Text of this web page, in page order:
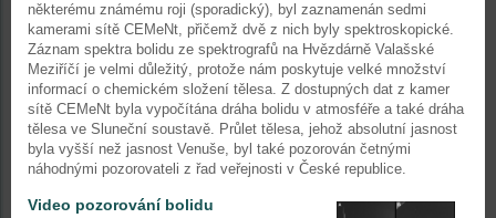
některému známému roji (sporadický), byl zaznamenán sedmi
kamerami sítě CEMeNt, přičemž dvě z nich byly spektroskopické.
Záznam spektra bolidu ze spektrografů na Hvězdárně Valašské
Meziříčí je velmi důležitý, protože nám poskytuje velké množství
informací o chemickém složení tělesa. Z dostupných dat z kamer
sítě CEMeNt byla vypočítána dráha bolidu v atmosféře a také dráha
tělesa ve Sluneční soustavě. Průlet tělesa, jehož absolutní jasnost
byla vyšší než jasnost Venuše, byl také pozorován četnými
náhodnými pozorovateli z řad veřejnosti v České republice.
Video pozorování bolidu